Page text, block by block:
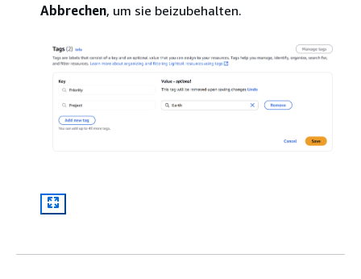
Abbrechen, um sie beizubehalten.